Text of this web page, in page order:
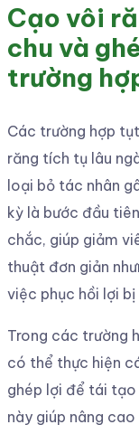
Cạo vôi
chu và
trường
Các trường hợp
răng tích tụ lâu
loại bỏ tác nhân
kỳ là bước đầu
chắc, giúp giảm
thuật đơn giản
việc phục hồi lợi
Trong các trường
có thể thực hiện
ghép lợi để tái tạo
này giúp nâng